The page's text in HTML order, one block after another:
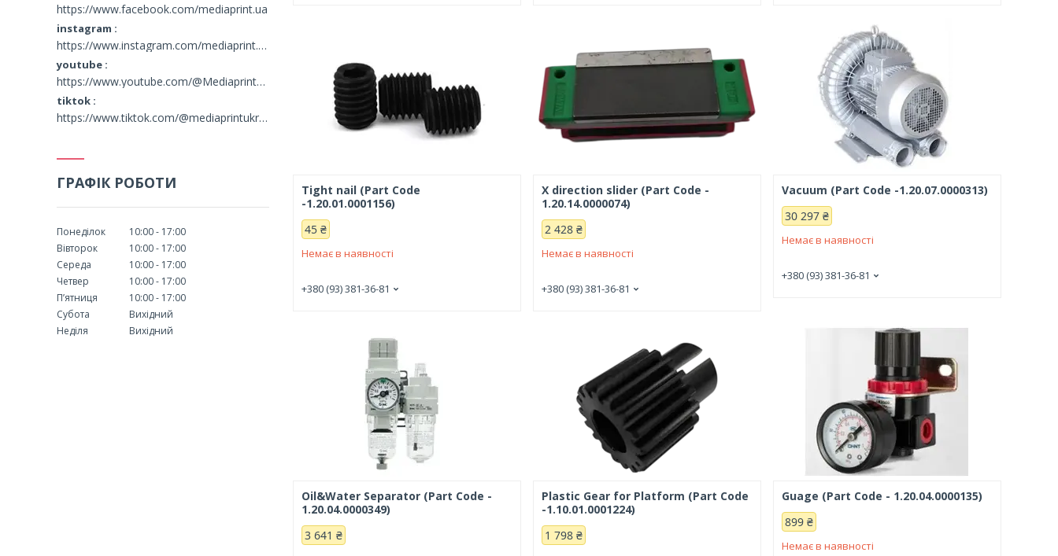
Tight nail (Part Code
-1.20.01.0001156)
45 ₴
Немає в наявності
+380 (93) 381-36-81
X direction slider (Part Code -
1.20.14.0000074)
2 428 ₴
Немає в наявності
+380 (93) 381-36-81
Vacuum (Part Code -1.20.07.0000313)
30 297 ₴
Немає в наявності
+380 (93) 381-36-81
Oil&Water Separator (Part Code -
1.20.04.0000349)
3 641 ₴
Plastic Gear for Platform (Part Code
-1.10.01.0001224)
1 798 ₴
Guage (Part Code - 1.20.04.0000135)
899 ₴
Немає в наявності
https://www.facebook.com/mediaprint.ua
instagram
https://www.instagram.com/mediaprint.ua/
youtube
https://www.youtube.com/@MediaprintUkraine
tiktok
https://www.tiktok.com/@mediaprintukraine
ГРАФІК РОБОТИ
Понеділок 10:00
17:00
Вівторок
10:00
17:00
Середа
10:00
17:00
Четвер
10:00
17:00
Пʼятниця
10:00
17:00
Субота
Вихідний
Неділя
Вихідний